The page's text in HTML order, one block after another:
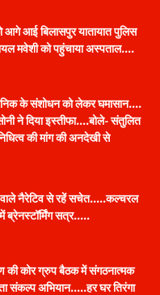
आगे आई बिलासपुर यातायात पुलिस
मवेशी को पहुंचाया अस्पताल….
के संशोधन को लेकर घमासान….
ने दिया इस्तीफा….बोले- संतुलित
की मांग की अनदेखी से
वाले नैरेटिव से रहें सचेत…..कल्चरल
में ब्रेनस्टॉर्मिंग सत्र…..
की कोर ग्रुप बैठक में संगठनात्मक
संकल्प अभियान…..हर घर तिरंगा